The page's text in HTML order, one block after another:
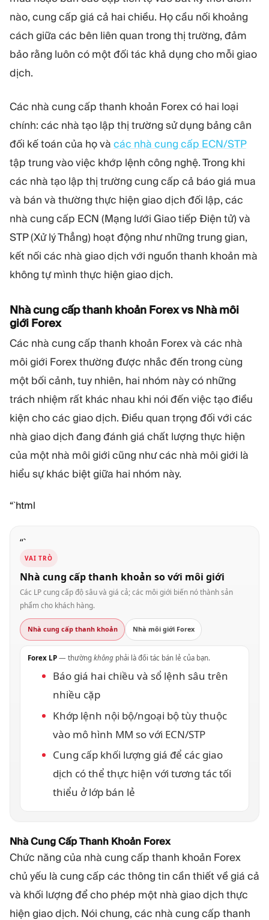
nào, cung cấp giá cả hai chiều. Họ cầu nối khoảng
cách giữa các bên liên quan trong thị trường, đảm
bảo rằng luôn có một đối tác khả dụng cho mỗi giao
dịch.
Các nhà cung cấp thanh khoản Forex có hai loại
chính: các nhà tạo lập thị trường sử dụng bảng cân
đối kế toán của họ và các nhà cung cấp ECN/STP
tập trung vào việc khớp lệnh công nghệ. Trong khi
các nhà tạo lập thị trường cung cấp cả báo giá mua
và bán và thường thực hiện giao dịch đối lập, các
nhà cung cấp ECN (Mạng lưới Giao tiếp Điện tử) và
STP (Xử lý Thẳng) hoạt động như những trung gian,
kết nối các nhà giao dịch với nguồn thanh khoản mà
không tự mình thực hiện giao dịch.
Nhà cung cấp thanh khoản Forex vs Nhà môi
giới Forex
Các nhà cung cấp thanh khoản Forex và các nhà
môi giới Forex thường được nhắc đến trong cùng
một bối cảnh, tuy nhiên, hai nhóm này có những
trách nhiệm rất khác nhau khi nói đến việc tạo điều
kiện cho các giao dịch. Điều quan trọng đối với các
nhà giao dịch đang đánh giá chất lượng thực hiện
của một nhà môi giới cũng như các nhà môi giới là
hiểu sự khác biệt giữa hai nhóm này.
“`html
“`
VAI TRÒ
Nhà cung cấp thanh khoản so với môi giới
Các LP cung cấp độ sâu và giá cả; các môi giới biến nó thành sản
phẩm cho khách hàng.
Nhà cung cấp thanh khoản Nhà môi giới Forex
Forex LP — thường không phải là đối tác bán lẻ của bạn.
Báo giá hai chiều và sổ lệnh sâu trên
nhiều cặp
Khớp lệnh nội bộ/ngoại bộ tùy thuộc
vào mô hình MM so với ECN/STP
Cung cấp khối lượng giá để các giao
dịch có thể thực hiện với tương tác tối
thiểu ở lớp bán lẻ
Nhà Cung Cấp Thanh Khoản Forex
Chức năng của nhà cung cấp thanh khoản Forex
chủ yếu là cung cấp các thông tin cần thiết về giá cả
và khối lượng để cho phép một nhà giao dịch thực
hiện giao dịch. Nói chung, các nhà cung cấp thanh